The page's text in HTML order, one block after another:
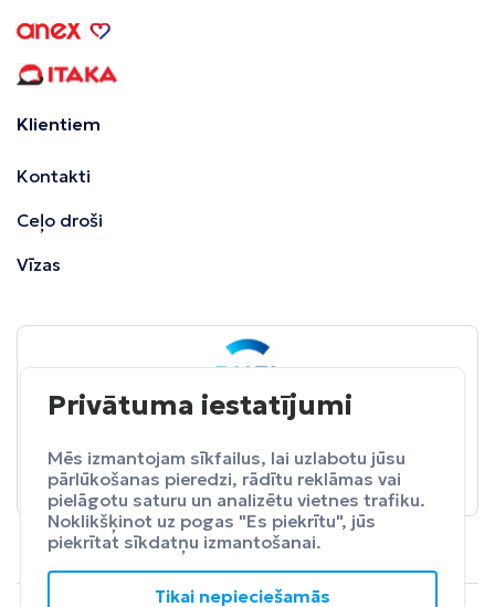
Klientiem
Kontakti
Ceļo droši
Vīzas
BALTA ceļojumu apdrošināšana
Apdrošināt
Privātuma iestatījumi
Mēs izmantojam sīkfailus, lai uzlabotu jūsu
pārlūkošanas pieredzi, rādītu reklāmas vai
pielāgotu saturu un analizētu vietnes trafiku.
Noklikšķinot uz pogas "Es piekrītu", jūs
piekrītat sīkdatņu izmantošanai.
Tikai nepieciešamās